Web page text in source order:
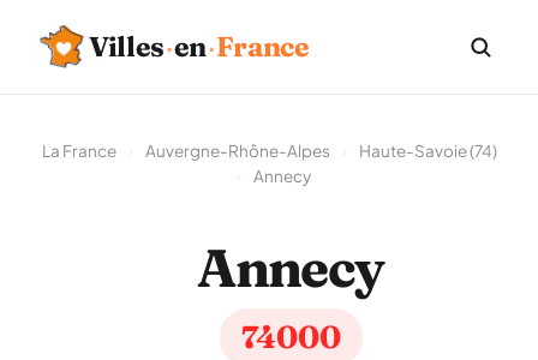
Villes·en·France
La France Auvergne-Rhône-Alpes
Haute-Savoie (74)
Annecy
Annecy
74000